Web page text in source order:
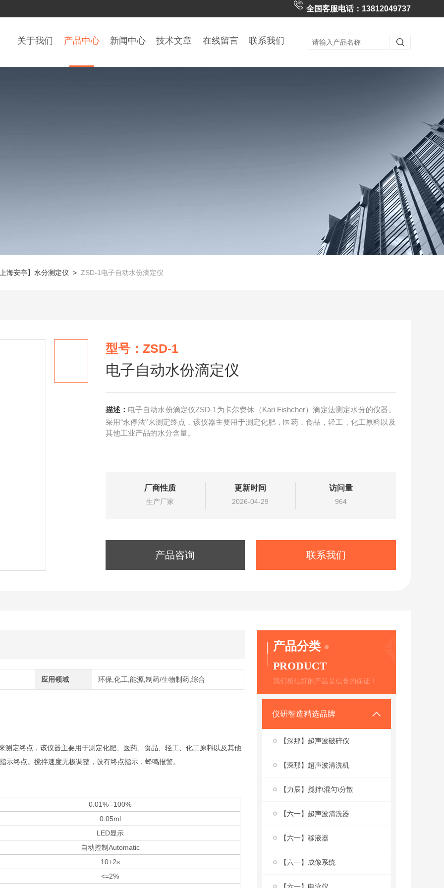
全国客服电话：13812049737
关于我们 产品中心 新闻中心 技术文章 在线留言 联系我们
海安亭】水分测定仪 > ZSD-1电子自动水份滴定仪
型号：ZSD-1
电子自动水份滴定仪
描述： 电子自动水份滴定仪ZSD-1为卡尔费休（Kari Fishcher）滴定法测定水分的仪器。
采用“永停法"来测定终点，该仪器主要用于测定化肥，医药，食品，轻工，化工原料以及
其他工业产品的水分含量。
厂商性质
生产厂家
更新时间
2026-04-29
访问量
964
产品咨询 联系我们
应用领域 环保,化工,能源,制药/生物制药,综合
定终点，该仪器主要用于测定化肥、医药、食品、轻工、化工原料以及其他
终点。搅拌速度无极调整，设有终点指示，蜂鸣报警。
0.01%--100%
0.05ml
LED显示
自动控制Automatic
10±2s
<=2%
产品分类
PRODUCT
我们相信好的产品是信誉的保证！
仪研智造精选品牌
【深那】超声波破碎仪
【深那】超声波清洗机
【力辰】搅拌\混匀\分散
【六一】超声波清洗器
【六一】移液器
【六一】成像系统